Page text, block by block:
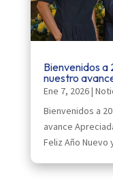
Bienvenidos a
nuestro
Ene 7, 2026|
Bienvenidos a
avance
Feliz Año Nuevo